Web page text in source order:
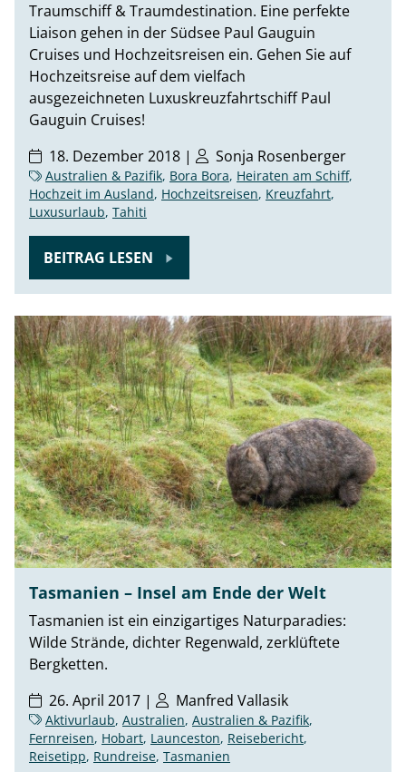
Traumschiff & Traumdestination. Eine perfekte
Liaison gehen in der Südsee Paul Gauguin
Cruises und Hochzeitsreisen ein. Gehen Sie auf
Hochzeitsreise auf dem vielfach
ausgezeichneten Luxuskreuzfahrtschiff Paul
Gauguin Cruises!
18. Dezember 2018 |
Sonja Rosenberger
Australien & Pazifik, Bora Bora, Heiraten am Schiff,
Hochzeit im Ausland, Hochzeitsreisen, Kreuzfahrt,
Luxusurlaub, Tahiti
BEITRAG LESEN
Tasmanien – Insel am Ende der Welt
Tasmanien ist ein einzigartiges Naturparadies:
Wilde Strände, dichter Regenwald, zerklüftete
Bergketten.
26. April 2017 |
Manfred Vallasik
Aktivurlaub, Australien, Australien & Pazifik,
Fernreisen, Hobart, Launceston, Reisebericht,
Reisetipp, Rundreise, Tasmanien